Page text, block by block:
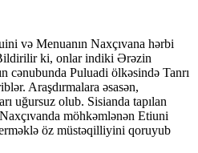
və Menuanın Naxçıvana hərbi
ki, onlar indiki Ərəzin
cənubunda Puluadi ölkəsində Tanrı
Araşdırmalara əsasən,
uğursuz olub. Sisianda tapılan
möhkəmlənən Etiuni
öz müstəqilliyini qoruyub